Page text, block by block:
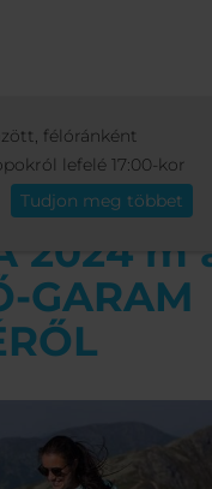
VIDÉKÉRŐL
2024 m
GARAM
félóránként
lefelé 17:00-kor
Tudjon meg többet